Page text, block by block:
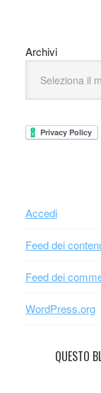
Archivi
Accedi
Feed dei
Feed dei
WordPress.org
QUESTO